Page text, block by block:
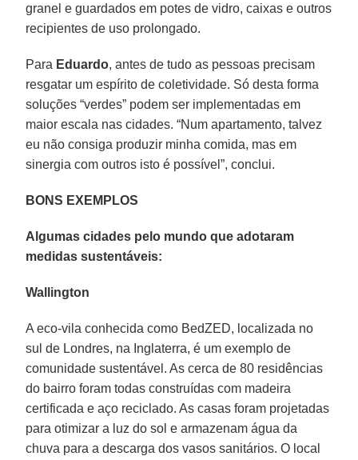
granel e guardados em potes de vidro, caixas e outros
recipientes de uso prolongado.
Para Eduardo, antes de tudo as pessoas precisam
resgatar um espírito de coletividade. Só desta forma
soluções “verdes” podem ser implementadas em
maior escala nas cidades. “Num apartamento, talvez
eu não consiga produzir minha comida, mas em
sinergia com outros isto é possível”, conclui.
BONS EXEMPLOS
Algumas cidades pelo mundo que adotaram
medidas sustentáveis:
Wallington
A eco-vila conhecida como BedZED, localizada no
sul de Londres, na Inglaterra, é um exemplo de
comunidade sustentável. As cerca de 80 residências
do bairro foram todas construídas com madeira
certificada e aço reciclado. As casas foram projetadas
para otimizar a luz do sol e armazenam água da
chuva para a descarga dos vasos sanitários. O local